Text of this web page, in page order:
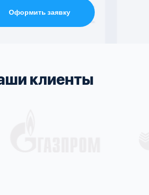
Оформить заявку
клиенты